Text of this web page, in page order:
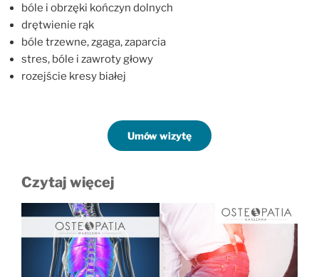
bóle i obrzęki kończyn dolnych
drętwienie rąk
bóle trzewne, zgaga, zaparcia
stres, bóle i zawroty głowy
rozejście kresy białej
Umów wizytę
Czytaj więcej